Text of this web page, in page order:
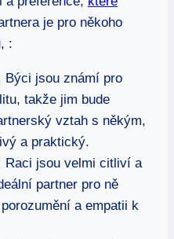
je⁢ pro někoho
⁢:
Býci jsou známí pro
takže jim bude
vztah s někým,
a praktický.
Raci jsou velmi citliví a
partner pro ně
a empatii k